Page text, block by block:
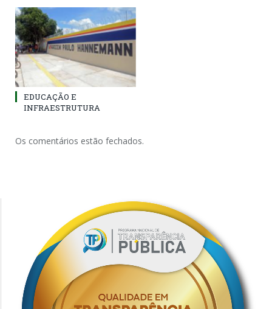
EDUCAÇÃO E
INFRAESTRUTURA
Os comentários estão fechados.